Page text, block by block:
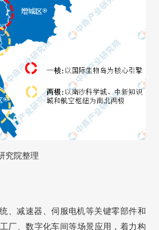
究院整理
、减速器、伺服电机等关键零部件和
厂、数字化车间等场景应用，着力构